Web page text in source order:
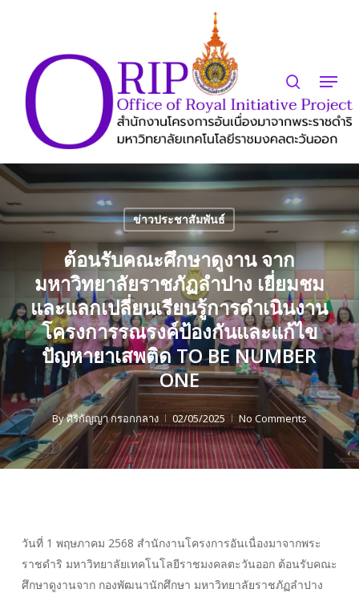
content
Menu
ข่าวประชาสัมพันธ์
ต้อนรับคณะศึกษาดูงาน จาก
มหาวิทยาลัยราชภัฏลำปาง เยี่ยมชม
และแลกเปลี่ยนเรียนรู้การดำเนินงาน
โครงการรณรงค์ป้องกันและแก้ไข
ปัญหายาเสพติด TO BE NUMBER
ONE
Byศิริกัญญา กรอกกลาง 02/05/2025 No Comments
วันที่ 1 พฤษภาคม 2568 สำนักงานโครงการอันเนื่องมาจากพระ
ราชดำริ มหาวิทยาลัยเทคโนโลยีราชมงคลตะวันออก ต้อนรับคณะ
ศึกษาดูงานจาก กองพัฒนานักศึกษา มหาวิทยาลัยราชภัฏลำปาง